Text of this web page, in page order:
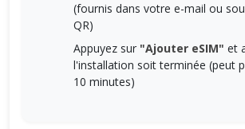
(fournis dans votre e-mail ou
QR)
Appuyez sur "Ajouter eSIM" et
l'installation soit terminée (peut
10 minutes)